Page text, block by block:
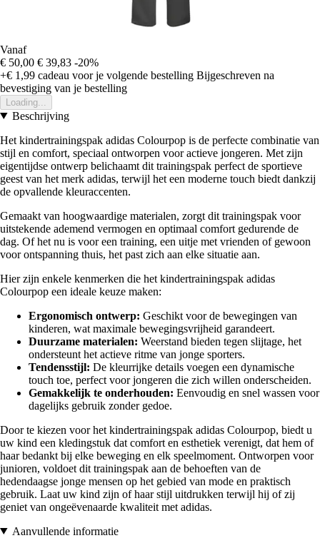
Vanaf
€ 50,00 € 39,83 -20%
+€ 1,99 cadeau voor je volgende bestelling Bijgeschreven na
bevestiging van je bestelling
Loading...
Beschrijving
Het kindertrainingspak adidas Colourpop is de perfecte combinatie van
stijl en comfort, speciaal ontworpen voor actieve jongeren. Met zijn
eigentijdse ontwerp belichaamt dit trainingspak perfect de sportieve
geest van het merk adidas, terwijl het een moderne touch biedt dankzij
de opvallende kleuraccenten.
Gemaakt van hoogwaardige materialen, zorgt dit trainingspak voor
uitstekende ademend vermogen en optimaal comfort gedurende de
dag. Of het nu is voor een training, een uitje met vrienden of gewoon
voor ontspanning thuis, het past zich aan elke situatie aan.
Hier zijn enkele kenmerken die het kindertrainingspak adidas
Colourpop een ideale keuze maken:
Ergonomisch ontwerp: Geschikt voor de bewegingen van
kinderen, wat maximale bewegingsvrijheid garandeert.
Duurzame materialen: Weerstand bieden tegen slijtage, het
ondersteunt het actieve ritme van jonge sporters.
Tendensstijl: De kleurrijke details voegen een dynamische
touch toe, perfect voor jongeren die zich willen onderscheiden.
Gemakkelijk te onderhouden: Eenvoudig en snel wassen voor
dagelijks gebruik zonder gedoe.
Door te kiezen voor het kindertrainingspak adidas Colourpop, biedt u
uw kind een kledingstuk dat comfort en esthetiek verenigt, dat hem of
haar bedankt bij elke beweging en elk speelmoment. Ontworpen voor
junioren, voldoet dit trainingspak aan de behoeften van de
hedendaagse jonge mensen op het gebied van mode en praktisch
gebruik. Laat uw kind zijn of haar stijl uitdrukken terwijl hij of zij
geniet van ongeëvenaarde kwaliteit met adidas.
Aanvullende informatie